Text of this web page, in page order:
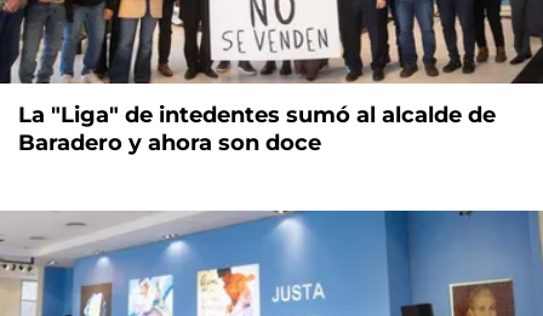
La "Liga" de intedentes sumó al alcalde de
Baradero y ahora son doce